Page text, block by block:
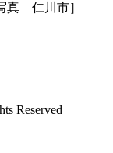
真 仁川市］
Reserved